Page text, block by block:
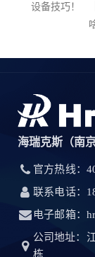
设备技巧！
海瑞克斯（南
官方热线：
联系电话：
电子邮箱：
公司地址：
栋